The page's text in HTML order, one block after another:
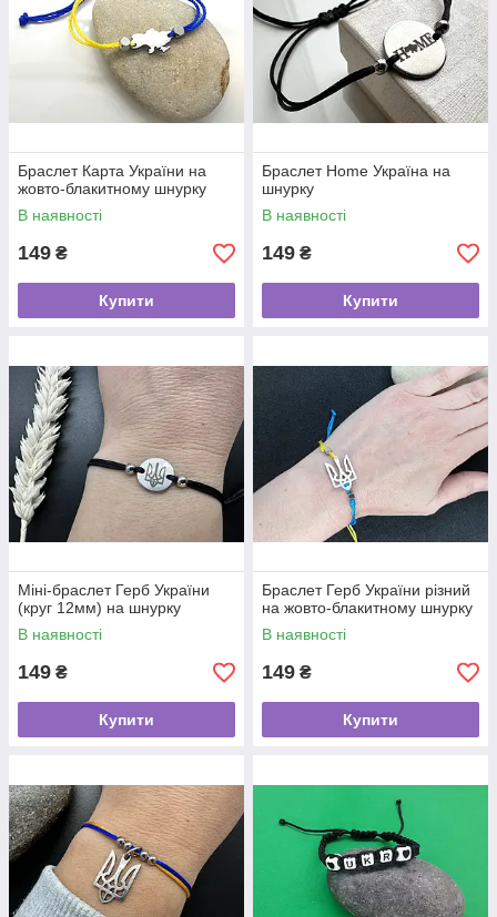
Браслет Карта України на
жовто-блакитному шнурку
В наявності
149 ₴
Купити
Браслет Home Україна на
шнурку
В наявності
149 ₴
Купити
Міні-браслет Герб України
(круг 12мм) на шнурку
В наявності
149 ₴
Купити
Браслет Герб України різний
на жовто-блакитному шнурку
В наявності
149 ₴
Купити